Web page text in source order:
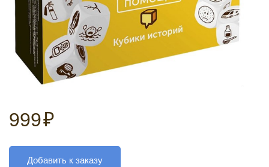
999₽
Добавить к заказу